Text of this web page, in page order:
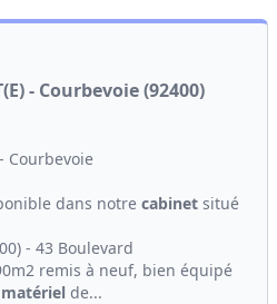
- Courbevoie (92400)
- Courbevoie
dans notre cabinet situé
- 43 Boulevard
remis à neuf, bien équipé
matériel de...